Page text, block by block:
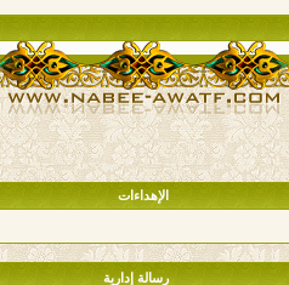
الإهداءات
رسالة إدارية